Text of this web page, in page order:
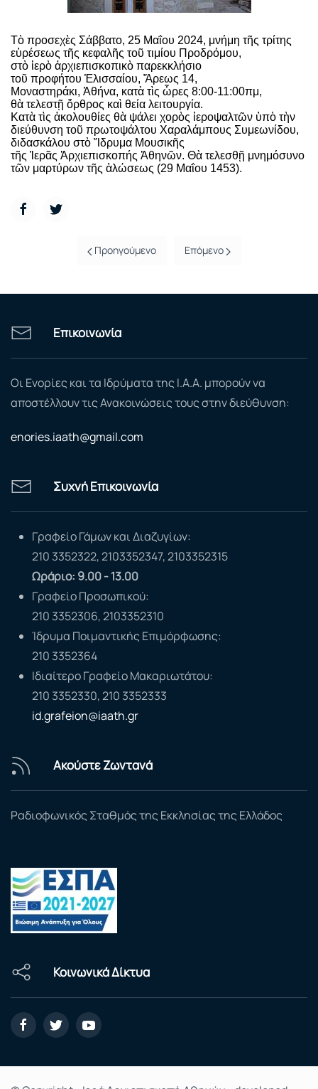
Τὸ προσεχὲς Σάββατο, 25 Μαΐου 2024, μνήμη τῆς τρίτης
εὑρέσεως τῆς κεφαλῆς τοῦ τιμίου Προδρόμου,
στὸ ἱερὸ ἀρχιεπισκοπικὸ παρεκκλήσιο
τοῦ προφήτου Ἐλισσαίου, Ἄρεως 14,
Μοναστηράκι, Ἀθήνα, κατὰ τὶς ὧρες 8:00-11:00πμ,
θὰ τελεστῇ ὄρθρος καὶ θεία λειτουργία.
Κατὰ τὶς ἀκολουθίες θὰ ψάλει χορὸς ἱεροψαλτῶν ὑπὸ τὴν
διεύθυνση τοῦ πρωτοψάλτου Χαραλάμπους Συμεωνίδου,
διδασκάλου στὸ Ἵ δρυμα Μουσικῆς
τῆς Ἱ ερᾶς Ἀρχιεπισκοπής Ἀθηνῶν. Θὰ τελεσθῇ μνημόσυνο
τῶν μαρτύρων τῆς ἁλώσεως (29 Μαΐου 1453).
Προηγούμενο Επόμενο
Επικοινωνία
Οι Ενορίες και τα Ιδρύματα της Ι.Α.Α. μπορούν να
αποστέλλουν τις Ανακοινώσεις τους στην διεύθυνση:
enories.iaath@gmail.com
Συχνή Επικοινωνία
Γραφείο Γάμων και Διαζυγίων:
210 3352322, 2103352347, 2103352315
Ωράριο: 9.00 - 13.00
Γραφείο Προσωπικού:
210 3352306, 2103352310
Ίδρυμα Ποιμαντικής Επιμόρφωσης:
210 3352364
Ιδιαίτερο Γραφείο Μακαριωτάτου:
210 3352330, 210 3352333
id.grafeion@iaath.gr
Ακούστε Ζωντανά
Ραδιοφωνικός Σταθμός της Εκκλησίας της Ελλάδος
Κοινωνικά Δίκτυα